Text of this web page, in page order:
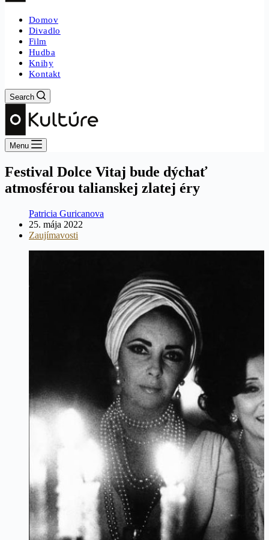
Domov
Divadlo
Film
Hudba
Knihy
Kontakt
Search
Menu
Festival Dolce Vitaj bude dýchať
atmosférou talianskej zlatej éry
Patricia Guricanova
25. mája 2022
Zaujímavosti